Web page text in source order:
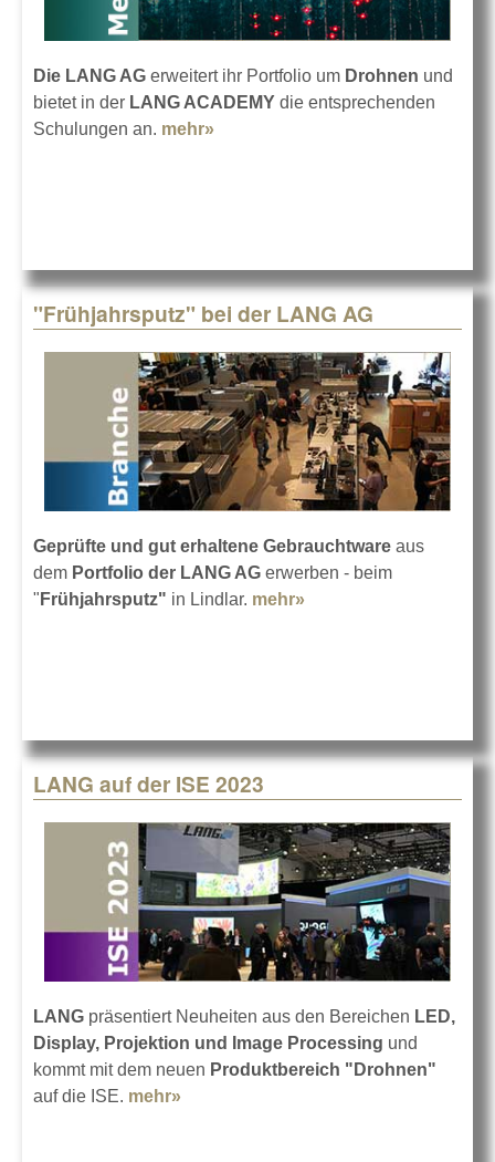
Die LANG AG erweitert ihr Portfolio um Drohnen und
bietet in der LANG ACADEMY die entsprechenden
Schulungen an. mehr»
"Frühjahrsputz" bei der LANG AG
Geprüfte und gut erhaltene Gebrauchtware aus
dem Portfolio der LANG AG erwerben - beim
" Frühjahrsputz" in Lindlar. mehr»
LANG auf der ISE 2023
LANG präsentiert Neuheiten aus den Bereichen LED,
Display, Projektion und Image Processing und
kommt mit dem neuen Produktbereich "Drohnen"
auf die ISE. mehr»